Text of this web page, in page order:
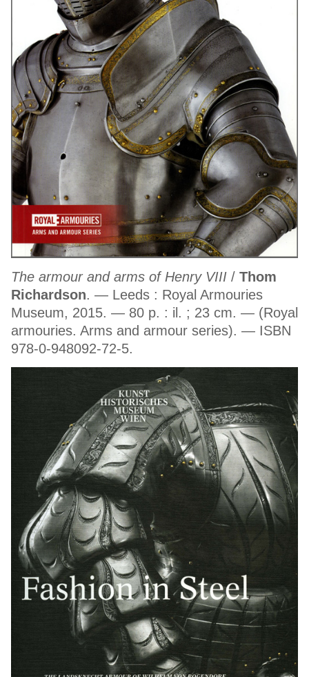
The armour and arms of Henry VIII / Thom
Richardson. — Leeds : Royal Armouries
Museum, 2015. — 80 p. : il. ; 23 cm. — (Royal
armouries. Arms and armour series). — ISBN
978-0-948092-72-5.